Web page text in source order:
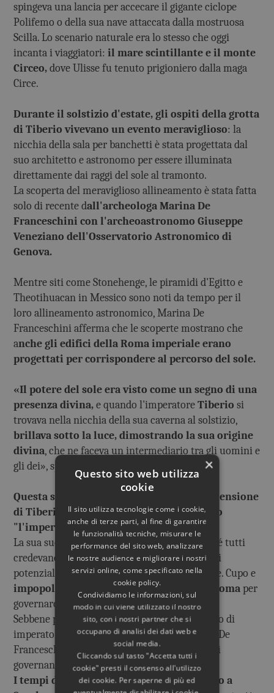
spingeva una lancia per accecare il gigante ciclope
Polifemo o della sua nave attaccata dalla mostruosa
Scilla. Lo scenario naturale era lo stesso che oggi
incanta i viaggiatori: il mare scintillante e il monte
Circeo, dove Ulisse fu tenuto prigioniero dalla maga
Circe.
Durante il solstizio d'estate, gli ospiti della grotta
di Tiberio vivevano un evento meraviglioso: la
nicchia della sala per banchetti è stata progettata dal
suo architetto e astronomo per essere illuminata
direttamente dai raggi del sole al tramonto.
La scoperta del meraviglioso allineamento è stata fatta
solo di recente dall'archeologa Marina De
Franceschini con l'archeoastronomo Giuseppe
Veneziano dell'Osservatorio Astronomico di
Genova.
Mentre siti come Stonehenge, le piramidi d'Egitto e
Theotihuacan in Messico sono noti da tempo per il
loro allineamento astronomico, Marina De
Franceschini afferma che le scoperte mostrano che
anche gli edifici della Roma imperiale erano
progettati per corrispondere al percorso del sole.
«Il potere del sole era visto come un segno di una
presenza divina, e quando l'imperatore Tiberio si
trovava nella nicchia della sua caverna al solstizio,
brillava sotto la luce, dimostrando la sua origine
divina, che ne faceva un intermediario tra gli uomini e
gli dei», spiega l’archeologa.
Questa scoperta rivela anche un'altra dimensione
di Tiberio, che gli storici soprannominano
"l'imperatore riluttante".
La sua successione era piena di intrighi, poiché tutti
credevano che sua madre, Livia, avesse ucciso i
potenziali eredi al trono per metterlo al potere. Cupo e
impopolare presso il Senato, si ritirò da Roma per
governare da Sperlonga.
Sebbene potesse essere scontento del suo ruolo di
imperatore, la scoperta della grotta di Marina De
Franceschini mostra che si sforzò di emulare i
governanti che lo precedettero.
I tempi dei sontuosi ricevimenti di Tiberio a
×
Questo sito web utilizza
cookie
Il sito utilizza tecnologie come i cookie,
anche di terze parti, al fine di garantire
le funzionalità tecniche, misurare le
performance del sito web, analizzare
le nostre audience e migliorare i nostri
servizi online, come specificato nella
cookie policy.
Condividiamo le informazioni, sul
modo in cui viene utilizzato il nostro
sito, con i nostri partner che si
occupano di analisi dei dati web e
social media.
Cliccando sul tasto "Accetta tutti i
cookie" presti il consenso all'utilizzo
dei cookie. Per saperne di più ed